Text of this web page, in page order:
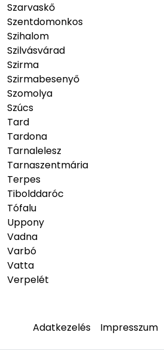
Szarvaskő
Szentdomonkos
Szihalom
Szilvásvárad
Szirma
Szirmabesenyő
Szomolya
Szúcs
Tard
Tardona
Tarnalelesz
Tarnaszentmária
Terpes
Tibolddaróc
Tófalu
Uppony
Vadna
Varbó
Vatta
Verpelét
Adatkezelés Impresszum